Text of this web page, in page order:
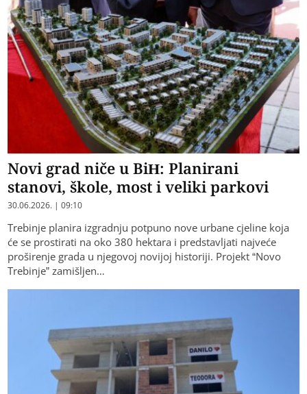
Novi grad niče u BiH: Planirani
stanovi, škole, most i veliki parkovi
30.06.2026. | 09:10
Trebinje planira izgradnju potpuno nove urbane cjeline koja
će se prostirati na oko 380 hektara i predstavljati najveće
proširenje grada u njegovoj novijoj historiji. Projekt “Novo
Trebinje” zamišljen…